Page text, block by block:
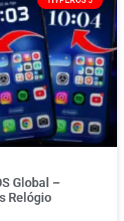
Global –
Relógio